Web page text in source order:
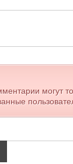
могут